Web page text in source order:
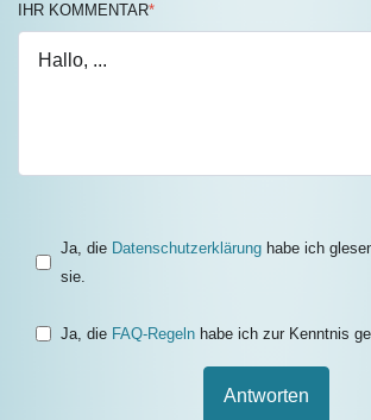
IHR KOMMENTAR*
Ja, die Datenschutzerklärung habe ich
sie.
Ja, die FAQ-Regeln habe ich zur Kenntnis
Antworten